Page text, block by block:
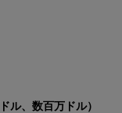
ル、数百万ドル）